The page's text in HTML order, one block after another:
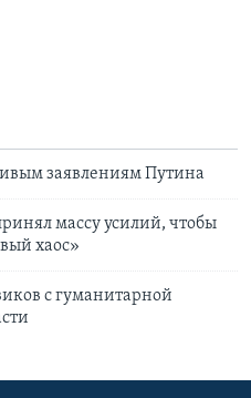
заявлениям Путина
массу усилий, чтобы
хаос»
с гуманитарной